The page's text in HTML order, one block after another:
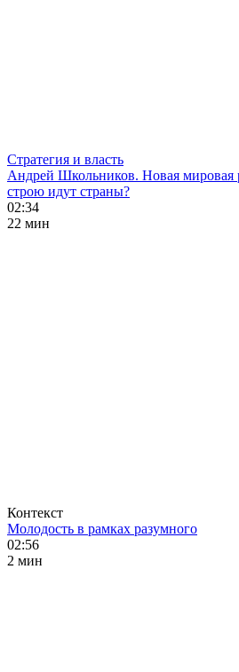
Стратегия и власть
Андрей Школьников. Новая мировая
строю идут страны?
02:34
22 мин
Контекст
Молодость в рамках разумного
02:56
2 мин